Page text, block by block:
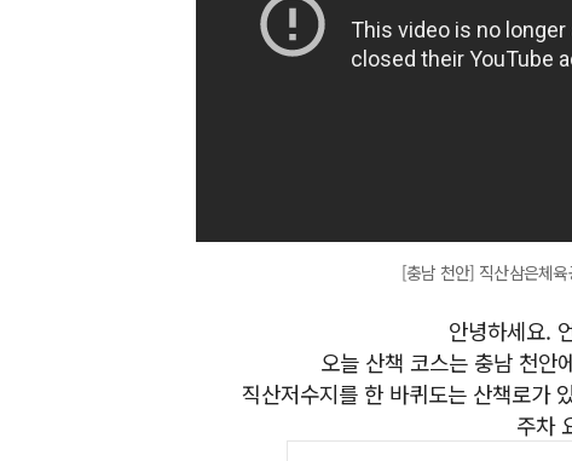
[충남 천안] 직산삼은체
안녕하세요.
오늘 산책 코스는 충남 천안
직산저수지를 한 바퀴도는 산책로가
주차